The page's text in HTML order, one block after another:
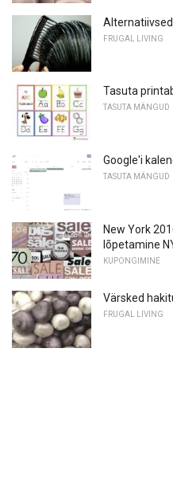
FRUGAL LIVING
Tasuta
TASUTA MÄNGUD
Google'i
TASUTA MÄNGUD
New York
lõpetamine
KUPONGIMINE
Värsked
FRUGAL LIVING